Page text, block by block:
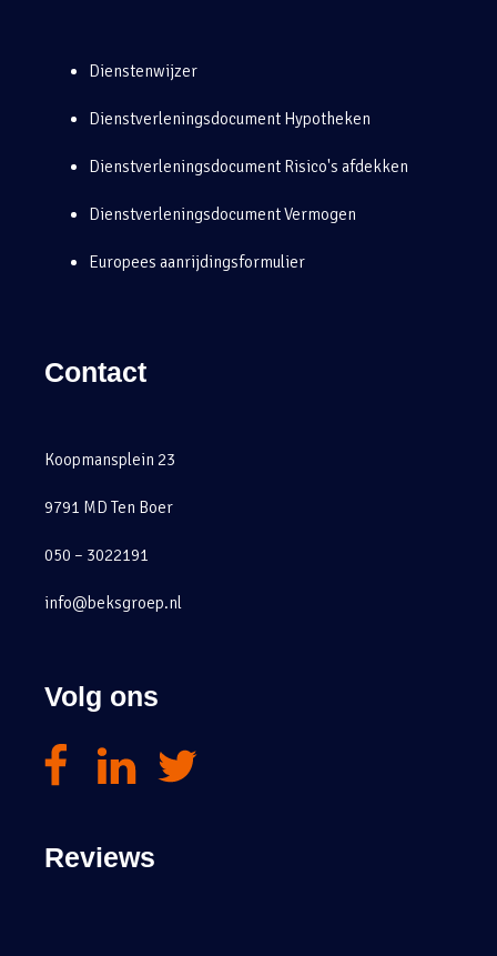
Dienstenwijzer
Dienstverleningsdocument Hypotheken
Dienstverleningsdocument Risico's afdekken
Dienstverleningsdocument Vermogen
Europees aanrijdingsformulier
Contact
Koopmansplein 23
9791 MD Ten Boer
050 – 3022191
info@beksgroep.nl
Volg ons
Reviews